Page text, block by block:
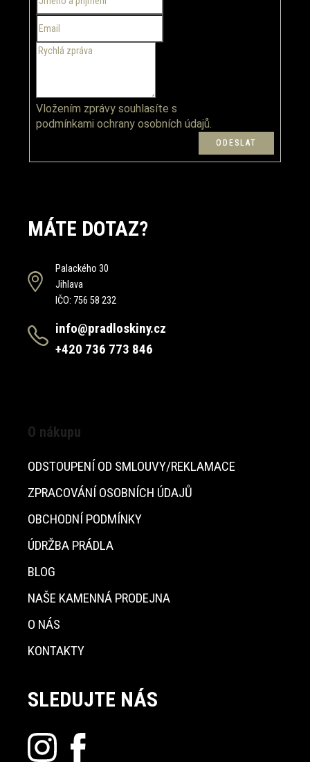
Vložením zprávy souhlasíte s
podmínkami ochrany osobních údajů.
MÁTE DOTAZ?
Palackého 30
Jihlava
IČO: 756 58 232
info@pradloskiny.cz
+420 736 773 846
O nákupu
ODSTOUPENÍ OD SMLOUVY/REKLAMACE
ZPRACOVÁNÍ OSOBNÍCH ÚDAJŮ
OBCHODNÍ PODMÍNKY
ÚDRŽBA PRÁDLA
BLOG
NAŠE KAMENNÁ PRODEJNA
O NÁS
KONTAKTY
SLEDUJTE NÁS